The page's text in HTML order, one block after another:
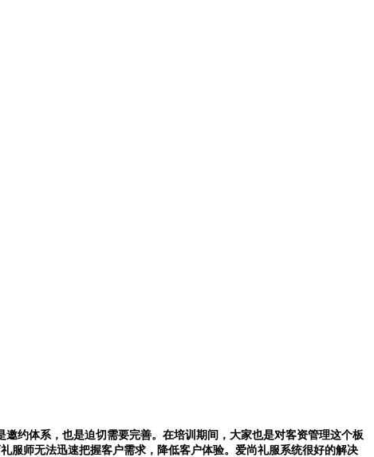
约体系，也是迫切需要完善。在培训期间，大家也是对客资管理这个板
服师无法迅速把握客户需求，降低客户体验。爱尚礼服系统很好的解决